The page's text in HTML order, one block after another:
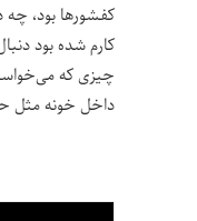
کفشورها بود،
کارم شده بود
چیزی که
داخل خونه مثل